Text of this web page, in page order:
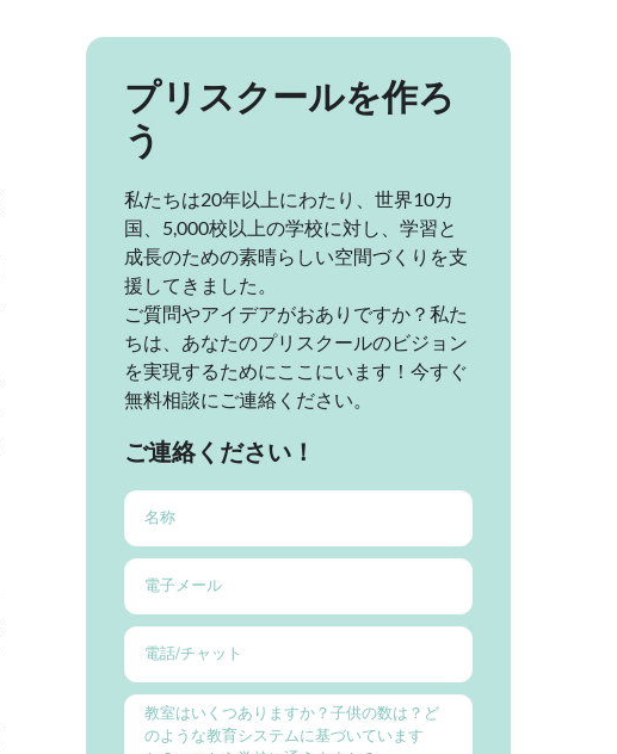
プリスクールを作ろ
う
私たちは20年以上にわたり、世界10カ
国、5,000校以上の学校に対し、学習と
成長のための素晴らしい空間づくりを支
援してきました。
ご質問やアイデアがおありですか？私た
ちは、あなたのプリスクールのビジョン
を実現するためにここにいます！今すぐ
無料相談にご連絡ください。
ご連絡ください！